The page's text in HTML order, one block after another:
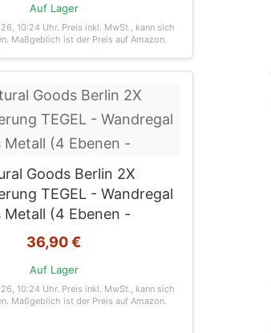
Auf Lager
10:24 Uhr. Preis inkl. MwSt., kann sich
Maßgeblich ist der Preis auf Amazon.
Goods Berlin 2X
TEGEL - Wandregal
Metall (4 Ebenen -
36,90 €
Auf Lager
10:24 Uhr. Preis inkl. MwSt., kann sich
Maßgeblich ist der Preis auf Amazon.